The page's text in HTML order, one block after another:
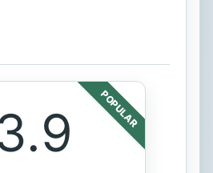
POPULAR